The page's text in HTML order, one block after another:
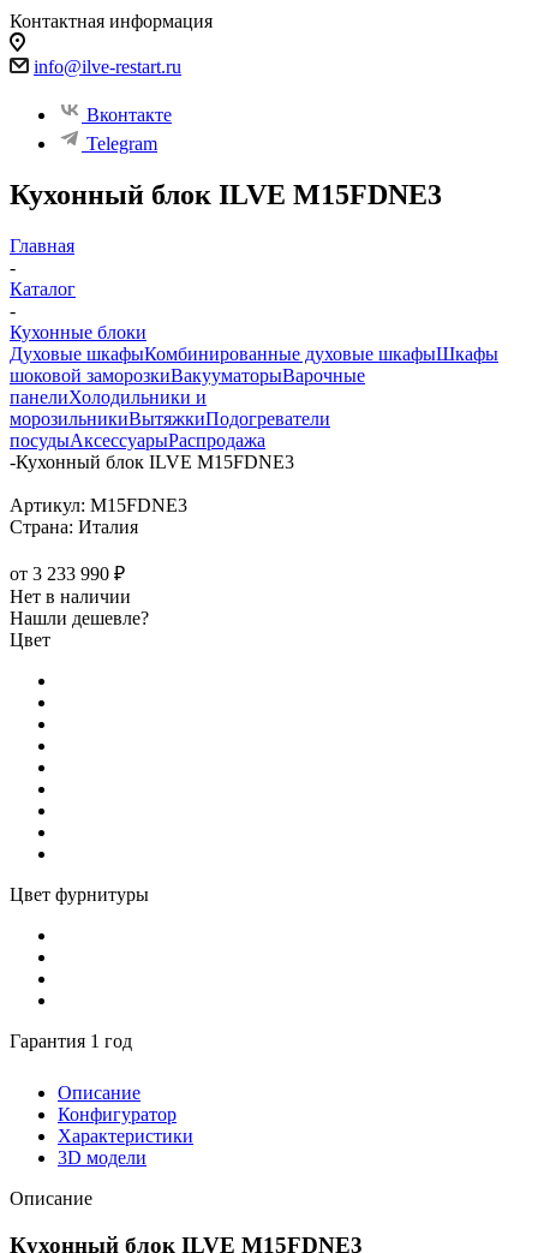
Контактная информация
info@ilve-restart.ru
Вконтакте
Telegram
Кухонный блок ILVE M15FDNE3
Главная
-
Каталог
-
Кухонные блоки
Духовые шкафыКомбинированные духовые шкафыШкафы
шоковой заморозкиВакууматорыВарочные
панелиХолодильники и
морозильникиВытяжкиПодогреватели
посудыАксессуарыРаспродажа
-Кухонный блок ILVE M15FDNE3
Артикул: M15FDNE3
Страна: Италия
от 3 233 990 ₽
Нет в наличии
Нашли дешевле?
Цвет
Цвет фурнитуры
Гарантия 1 год
Описание
Конфигуратор
Характеристики
3D модели
Описание
Кухонный блок ILVE M15FDNE3